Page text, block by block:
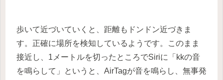
歩いて近づいていくと、距離もドンドン近づきま
す。正確に場所を検知しているようです。このまま
接近し、1メートルを切ったところでSiriに「kkの音
を鳴らして」というと、AirTagが音を鳴らし、無事発